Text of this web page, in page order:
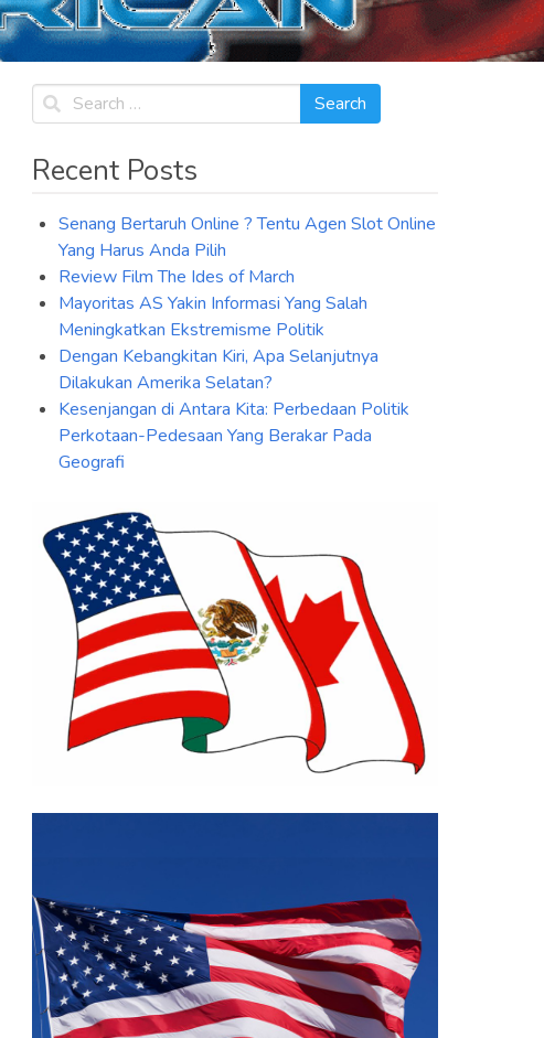
Recent Posts
Senang Bertaruh Online ? Tentu Agen Slot Online
Yang Harus Anda Pilih
Review Film The Ides of March
Mayoritas AS Yakin Informasi Yang Salah
Meningkatkan Ekstremisme Politik
Dengan Kebangkitan Kiri, Apa Selanjutnya
Dilakukan Amerika Selatan?
Kesenjangan di Antara Kita: Perbedaan Politik
Perkotaan-Pedesaan Yang Berakar Pada
Geografi